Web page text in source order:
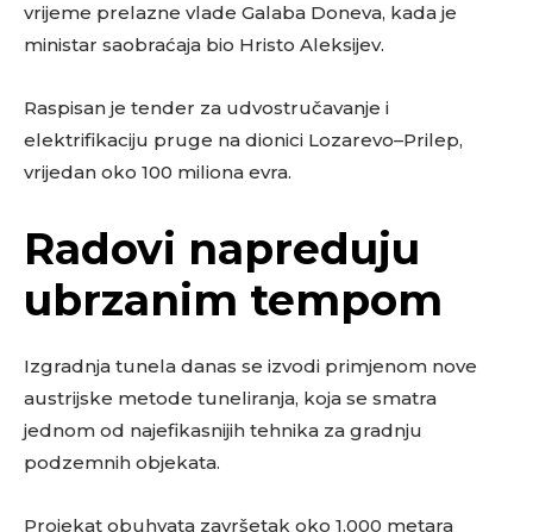
vrijeme prelazne vlade Galaba Doneva, kada je
ministar saobraćaja bio Hristo Aleksijev.
Raspisan je tender za udvostručavanje i
elektrifikaciju pruge na dionici Lozarevo–Prilep,
vrijedan oko 100 miliona evra.
Radovi napreduju
ubrzanim tempom
Izgradnja tunela danas se izvodi primjenom nove
austrijske metode tuneliranja, koja se smatra
jednom od najefikasnijih tehnika za gradnju
podzemnih objekata.
Projekat obuhvata završetak oko 1.000 metara